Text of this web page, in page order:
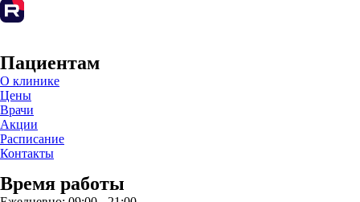
Пациентам
О клинике
Цены
Врачи
Акции
Расписание
Контакты
Время работы